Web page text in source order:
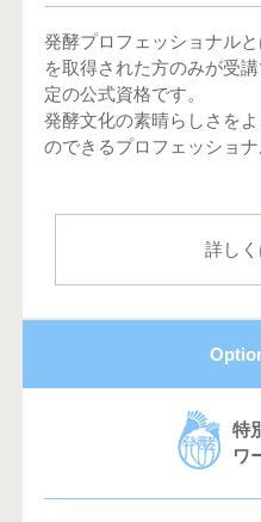
発酵プロフェッショナル
を取得された方のみが受
定の公式資格です。
発酵文化の素晴らしさを
のできるプロフェッショナ
詳し
特
ワ